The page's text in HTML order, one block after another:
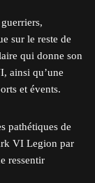
sur le reste de
qui donne son
ainsi qu’une
et évents.
pathétiques de
VI Legion par
ressentir